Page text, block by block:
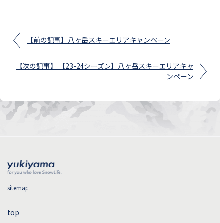
【前の記事】八ヶ岳スキーエリアキャンペーン
【次の記事】 【23-24シーズン】八ヶ岳スキーエリアキャ
ンペーン
sitemap
top